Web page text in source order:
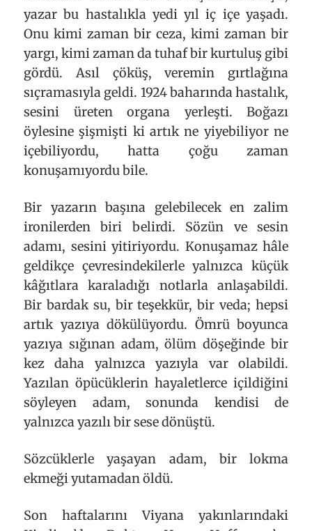
yazar bu hastalıkla yedi yıl iç içe yaşadı.
Onu kimi zaman bir ceza, kimi zaman bir
yargı, kimi zaman da tuhaf bir kurtuluş gibi
gördü. Asıl çöküş, veremin gırtlağına
sıçramasıyla geldi. 1924 baharında hastalık,
sesini üreten organa yerleşti. Boğazı
öylesine şişmişti ki artık ne yiyebiliyor ne
içebiliyordu, hatta çoğu zaman
konuşamıyordu bile.
Bir yazarın başına gelebilecek en zalim
ironilerden biri belirdi. Sözün ve sesin
adamı, sesini yitiriyordu. Konuşamaz hâle
geldikçe çevresindekilerle yalnızca küçük
kâğıtlara karaladığı notlarla anlaşabildi.
Bir bardak su, bir teşekkür, bir veda; hepsi
artık yazıya dökülüyordu. Ömrü boyunca
yazıya sığınan adam, ölüm döşeğinde bir
kez daha yalnızca yazıyla var olabildi.
Yazılan öpücüklerin hayaletlerce içildiğini
söyleyen adam, sonunda kendisi de
yalnızca yazılı bir sese dönüştü.
Sözcüklerle yaşayan adam, bir lokma
ekmeği yutamadan öldü.
Son haftalarını Viyana yakınlarındaki